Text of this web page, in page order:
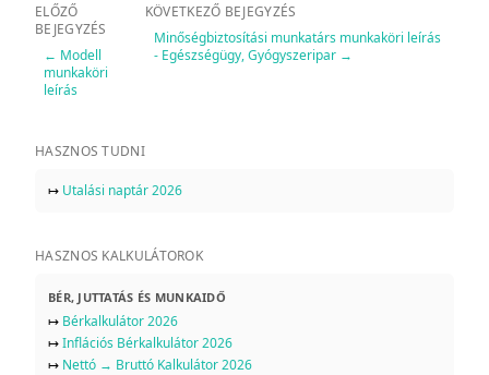
ELŐZŐ
BEJEGYZÉS
← Modell
munkaköri
leírás
KÖVETKEZŐ BEJEGYZÉS
Minőségbiztosítási munkatárs munkaköri leírás
- Egészségügy, Gyógyszeripar→
HASZNOS TUDNI
↦ Utalási naptár 2026
HASZNOS KALKULÁTOROK
BÉR, JUTTATÁS ÉS MUNKAIDŐ
↦ Bérkalkulátor 2026
↦Inflációs Bérkalkulátor 2026
↦ Nettó → Bruttó Kalkulátor 2026